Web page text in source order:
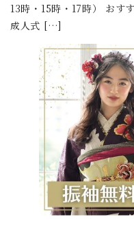
13時・15時・17時） お
成人式 […]